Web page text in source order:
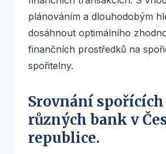
plánováním a dlouhodobým
dosáhnout optimálního
finančních prostředků na
spořitelny.
Srovnání
různých bank v
republice.